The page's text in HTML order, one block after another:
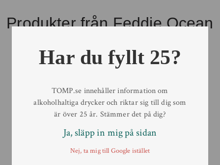
Produkter från Feddie Ocean
Har du fyllt 25?
TOMP.se innehåller information om
alkoholhaltiga drycker och riktar sig till dig som
är över 25 år. Stämmer det på dig?
Ja, släpp in mig på sidan
Nej, ta mig till Google istället